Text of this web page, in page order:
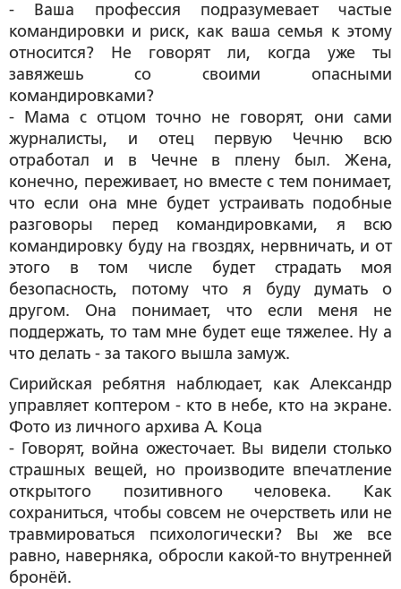
-
Ваша профессия подразумевает частые
командировки и риск, как ваша семья к этому
относится? Не говорят ли, когда уже ты
завяжешь со своими опасными
командировками?
- Мама с отцом точно не говорят, они сами
журналисты, и отец первую Чечню всю
отработал и в Чечне в плену был. Жена,
конечно, переживает, но вместе с тем понимает,
что если она мне будет устраивать подобные
разговоры перед командировками, я всю
командировку буду на гвоздях, нервничать, и от
этого в том числе будет страдать моя
безопасность, потому что я буду думать о
другом. Она понимает, что если меня не
поддержать, то там мне будет еще тяжелее. Ну а
что делать - за такого вышла замуж.
Сирийская ребятня наблюдает, как Александр
управляет коптером - кто в небе, кто на экране.
Фото из личного архива А. Коца
- Говорят, война ожесточает. Вы видели столько
страшных вещей, но производите впечатление
открытого позитивного человека. Как
сохраниться, чтобы совсем не очерстветь или не
травмироваться психологически? Вы же все
равно, наверняка, обросли какой-то внутренней
бронёй.